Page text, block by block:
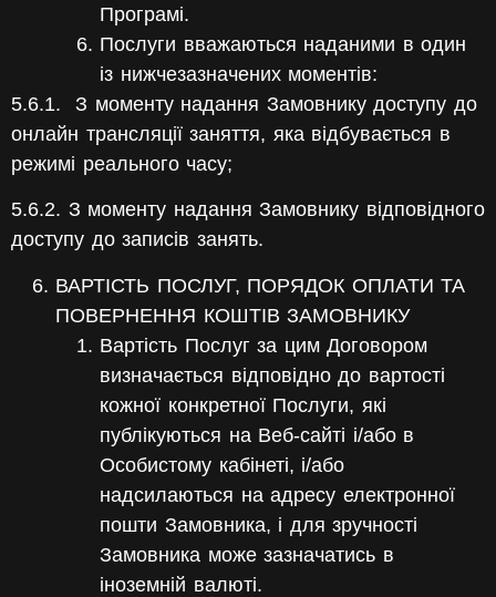
Програмі.
Послуги вважаються наданими в один
із нижчезазначених моментів:
5.6.1.
З моменту надання Замовнику доступу до
онлайн трансляції заняття, яка відбувається в
режимі реального часу;
5.6.2. З моменту надання Замовнику відповідного
доступу до записів занять.
ВАРТІСТЬ ПОСЛУГ, ПОРЯДОК ОПЛАТИ ТА
ПОВЕРНЕННЯ КОШТІВ ЗАМОВНИКУ
Вартість Послуг за цим Договором
визначається відповідно до вартості
кожної конкретної Послуги, які
публікуються на Веб-сайті і/або в
Особистому кабінеті, і/або
надсилаються на адресу електронної
пошти Замовника, і для зручності
Замовника може зазначатись в
іноземній валюті.